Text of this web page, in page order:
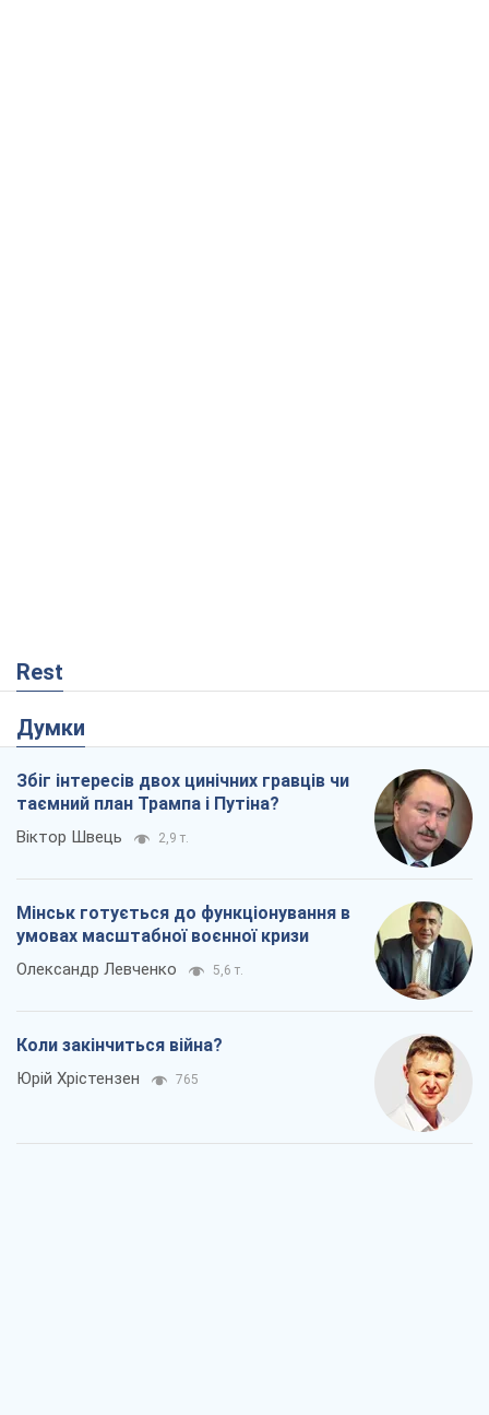
Rest
Думки
Збіг інтересів двох цинічних гравців чи
таємний план Трампа і Путіна?
Віктор Швець 2,9 т.
Мінськ готується до функціонування в
умовах масштабної воєнної кризи
Олександр Левченко 5,6 т.
Коли закінчиться війна?
Юрій Хрістензен 765